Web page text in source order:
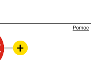
Pomoc